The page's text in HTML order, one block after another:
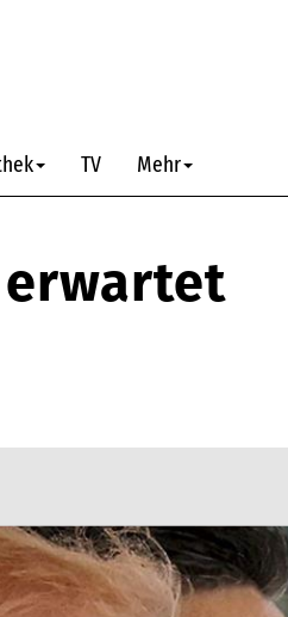
TV Mehr
erwartet